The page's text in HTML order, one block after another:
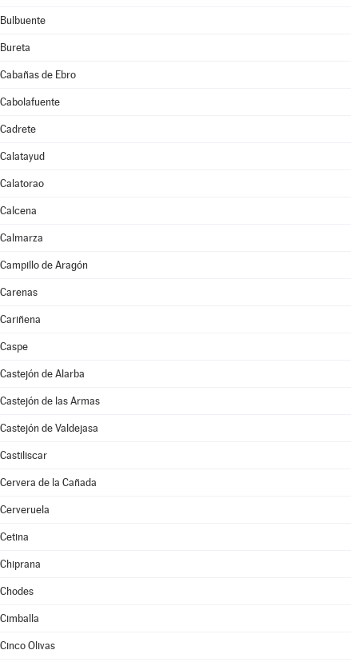
Bulbuente
Bureta
Cabañas de Ebro
Cabolafuente
Cadrete
Calatayud
Calatorao
Calcena
Calmarza
Campillo de Aragón
Carenas
Cariñena
Caspe
Castejón de Alarba
Castejón de las Armas
Castejón de Valdejasa
Castiliscar
Cervera de la Cañada
Cerveruela
Cetina
Chiprana
Chodes
Cimballa
Cinco Olivas